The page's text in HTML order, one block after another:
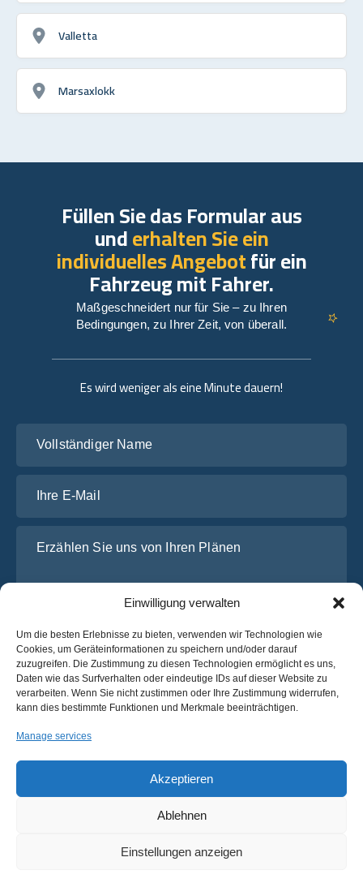
Einwilligung verwalten
Um die besten Erlebnisse zu bieten, verwenden wir Technologien wie
Cookies, um Geräteinformationen zu speichern und/oder darauf
zuzugreifen. Die Zustimmung zu diesen Technologien ermöglicht es uns,
Daten wie das Surfverhalten oder eindeutige IDs auf dieser Website zu
verarbeiten. Wenn Sie nicht zustimmen oder Ihre Zustimmung widerrufen,
kann dies bestimmte Funktionen und Merkmale beeinträchtigen.
Manage services
Akzeptieren
Ablehnen
Einstellungen anzeigen
Valletta
Marsaxlokk
© 2025 OsaBus © Alle Rechte vorbehalten.
Es wird weniger als eine Minute dauern!
Ich habe dieDatenschutz-Bestimmungenvon OsaBus
Ein Angebot einholen
Füllen Sie das Formular aus
underhalten Sie ein
individuelles Angebotfür ein
Fahrzeug mit Fahrer.
Maßgeschneidert nur für Sie – zu Ihren
Bedingungen, zu Ihrer Zeit, von überall.